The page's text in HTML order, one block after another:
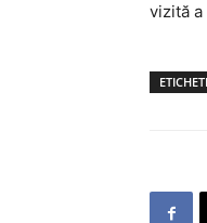
vizită